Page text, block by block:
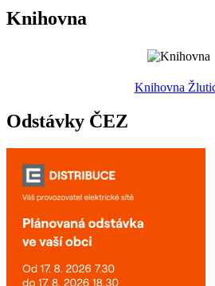
Knihovna
Knihovna
Odstávky ČEZ